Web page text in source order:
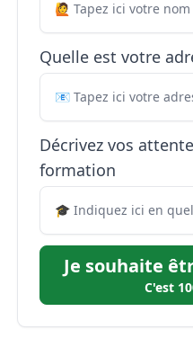
Quelle est votre
Décrivez vos
formation
Je souhaite
C'est